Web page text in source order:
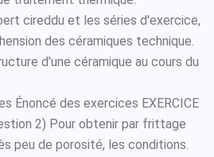
cireddu et les séries d'exercice,
des céramiques technique.
d'une céramique au cours du
Énoncé des exercices EXERCICE
2) Pour obtenir par frittage
peu de porosité, les conditions.